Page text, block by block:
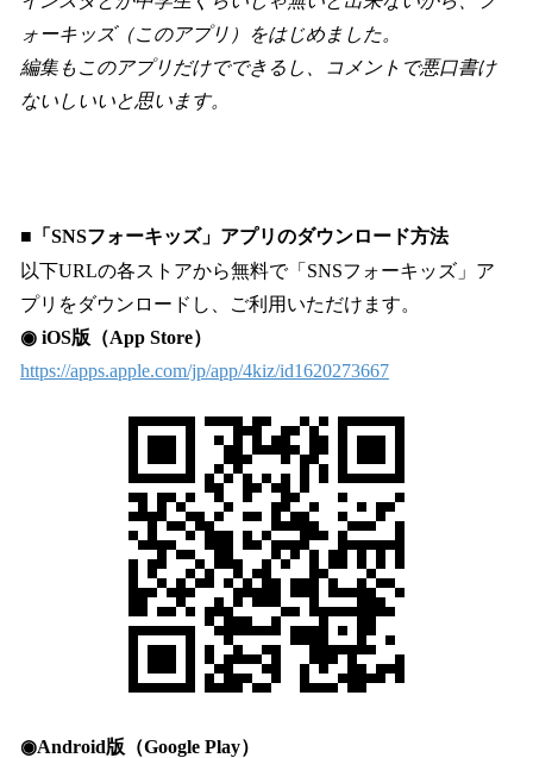
ォーキッズ（このアプリ）をはじめました。
編集もこのアプリだけでできるし、コメントで悪口書け
ないしいいと思います。
■「SNSフォーキッズ」アプリのダウンロード方法
以下URLの各ストアから無料で「SNSフォーキッズ」ア
プリをダウンロードし、ご利用いただけます。
◉ iOS版（App Store）
https://apps.apple.com/jp/app/4kiz/id1620273667
◉Android版（Google Play）